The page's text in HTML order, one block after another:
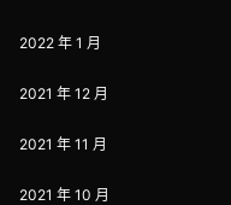
2022 年 1 月
2021 年 12 月
2021 年 11 月
2021 年 10 月